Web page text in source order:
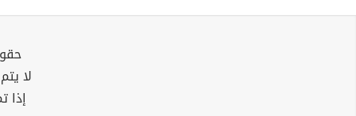
لا
إذا